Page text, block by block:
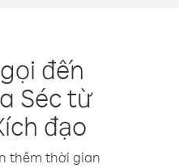
đến
Séc từ
đạo
thêm thời gian